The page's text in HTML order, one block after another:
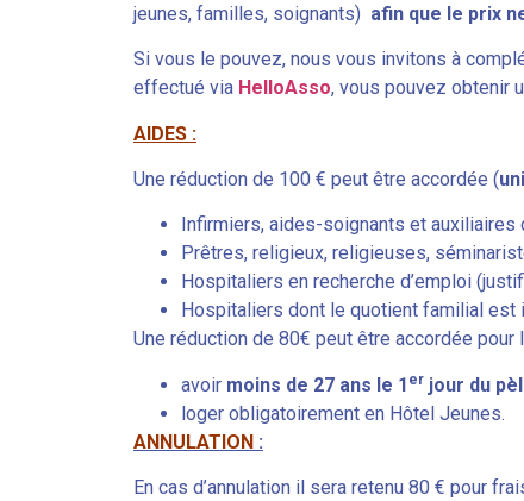
jeunes, familles, soignants) afin que le prix
Si vous le pouvez, nous vous invitons à
effectué via HelloAsso, vous pouvez obtenir
AIDES :
Une réduction de 100 € peut être accordée (
Infirmiers, aides-soignants et
Prêtres, religieux, religieuses,
Hospitaliers en recherche d’emploi
Hospitaliers dont le quotient familial
Une réduction de 80€ peut être accordée
avoir moins de 27 ans le 1 er jour du
loger obligatoirement en Hôtel Jeunes.
ANNULATION :
En cas d’annulation il sera retenu 80 € pour